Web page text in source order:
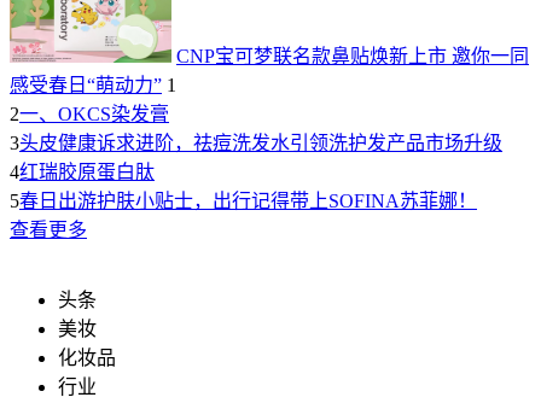
CNP宝可梦联名款鼻贴焕新上市 邀你一同
感受春日“萌动力” 1
2一、OKCS染发膏
3头皮健康诉求进阶，祛痘洗发水引领洗护发产品市场升级
4红瑞胶原蛋白肽
5春日出游护肤小贴士，出行记得带上SOFINA苏菲娜！
查看更多
头条
美妆
化妆品
行业